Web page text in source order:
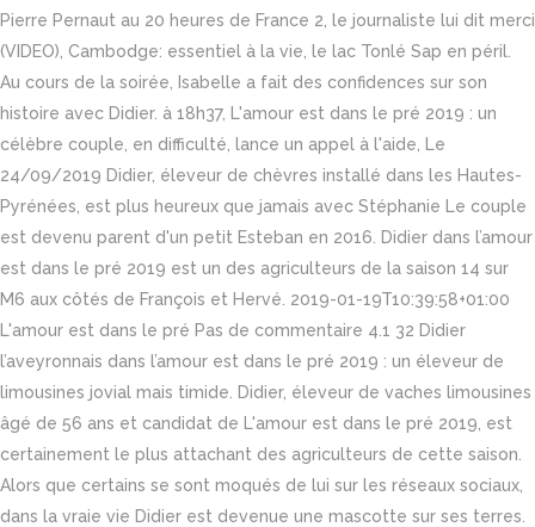
Pierre Pernaut au 20 heures de France 2, le journaliste lui dit merci
(VIDEO), Cambodge: essentiel à la vie, le lac Tonlé Sap en péril.
Au cours de la soirée, Isabelle a fait des confidences sur son
histoire avec Didier. à 18h37, L'amour est dans le pré 2019 : un
célèbre couple, en difficulté, lance un appel à l'aide, Le
24/09/2019 Didier, éleveur de chèvres installé dans les Hautes-
Pyrénées, est plus heureux que jamais avec Stéphanie Le couple
est devenu parent d'un petit Esteban en 2016. Didier dans l’amour
est dans le pré 2019 est un des agriculteurs de la saison 14 sur
M6 aux côtés de François et Hervé. 2019-01-19T10:39:58+01:00
L'amour est dans le pré Pas de commentaire 4.1 32 Didier
l’aveyronnais dans l’amour est dans le pré 2019 : un éleveur de
limousines jovial mais timide. Didier, éleveur de vaches limousines
âgé de 56 ans et candidat de L'amour est dans le pré 2019, est
certainement le plus attachant des agriculteurs de cette saison.
Alors que certains se sont moqués de lui sur les réseaux sociaux,
dans la vraie vie Didier est devenue une mascotte sur ses terres.